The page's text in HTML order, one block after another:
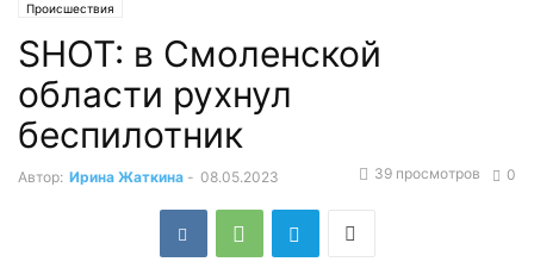
Происшествия
SHOT: в Смоленской
области рухнул
беспилотник
Автор: Ирина Жаткина - 08.05.2023 0
39 просмотров